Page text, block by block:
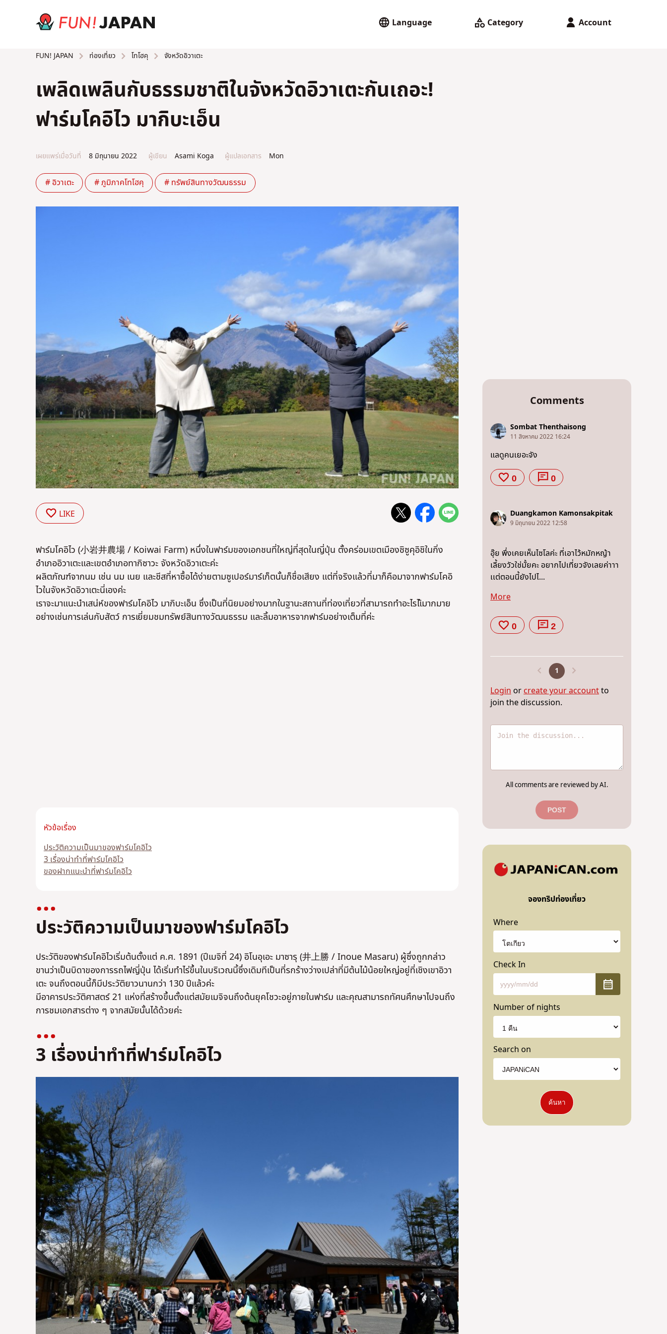
Language Category Account
FUN! JAPAN ท่องเที่ยว โทโฮคุ จังหวัดอิวาเตะ
เพลิดเพลินกับธรรมชาติในจังหวัดอิวาเตะกันเถอะ!
ฟาร์มโคอิไว มากิบะเอ็น
เผยแพร่เมื่อวันที่ 8 มิถุนายน 2022 ผู้เขียน Asami Koga ผู้แปลเอกสาร Mon
# อิวาเตะ # ภูมิภาคโทโฮคุ # ทรัพย์สินทางวัฒนธรรม
LIKE
ฟาร์มโคอิไว (小岩井農場 / Koiwai Farm) หนึ่งในฟาร์มของเอกชนที่ใหญ่ที่สุดในญี่ปุ่น ตั้งคร่อมเขตเมืองชิซูคุอิชิในกิ่ง
อำเภออิวาเตะและเขตอำเภอทากิซาวะ จังหวัดอิวาเตะค่ะ
ผลิตภัณฑ์จากนม เช่น นม เนย และชีสที่หาซื้อได้ง่ายตามซูเปอร์มาร์เก็ตนั้นก็ชื่อเสียง แต่ที่จริงแล้วที่มาก็คือมาจากฟาร์มโคอิ
ไวในจังหวัดอิวาเตะนี่เองค่ะ
เราจะมาแนะนำเสน่ห์ของฟาร์มโคอิไว มากิบะเอ็น ซึ่งเป็นที่นิยมอย่างมากในฐานะสถานที่ท่องเที่ยวที่สามารถทำอะไรไเ้มากมาย
อย่างเช่นการเล่นกับสัตว์ การเยี่ยมชมทรัพย์สินทางวัฒนธรรม และลิ้มอาหารจากฟาร์มอย่างเต็มที่ค่ะ
หัวข้อเรื่อง
ประวัติความเป็นมาของฟาร์มโคอิไว
3 เรื่องน่าทำที่ฟาร์มโคอิไว
ของฝากแนะนำที่ฟาร์มโคอิไว
ประวัติความเป็นมาของฟาร์มโคอิไว
ประวัติของฟาร์มโคอิไวเริ่มต้นตั้งแต่ ค.ศ. 1891 (ปีเมจิที่ 24) อิโนอุเอะ มาซารุ (井上勝 / Inoue Masaru) ผู้ซึ่งถูกกล่าว
ขานว่าเป็นบิดาของการรถไฟญี่ปุ่น ได้เริ่มทำไร่ขึ้นในบริเวณนี้ซึ่งเดิมทีเป็นที่รกร้างว่างเปล่าที่มีต้นไม้น้อยใหญ่อยู่ที่เชิงเขาอิวา
เตะ จนถึงตอนนี้ก็มีประวัติยาวนานกว่า 130 ปีแล้วค่ะ
มีอาคารประวัติศาสตร์ 21 แห่งที่สร้างขึ้นตั้งแต่สมัยเมจิจนถึงต้นยุคโชวะอยู่ภายในฟาร์ม และคุณสามารถทัศนศึกษาไปจนถึง
การชมเอกสารต่าง ๆ จากสมัยนั้นได้ด้วยค่ะ
3 เรื่องน่าทำที่ฟาร์มโคอิไว
Comments
Sombat Thenthaisong
11 สิงหาคม 2022 16:24
แลดูคนเยอะจัง
0 0
Duangkamon Kamonsakpitak
9 มิถุนายน 2022 12:58
อุ๊ย พึ่งเคยเห็นไซโลค่ะ ที่เอาไว้หมักหญ้า
เลี้ยงวัวใช่มั้ยคะ อยากไปเที่ยวจังเลยค่าาา
เเต่ตอนนี้ยังไปไ...
More
0 2
1
Loginorcreate your accountto
join the discussion.
All comments are reviewed by AI.
POST
จองทริปท่องเที่ยว
Where
Check In
Number of nights
Search on
ค้นหา